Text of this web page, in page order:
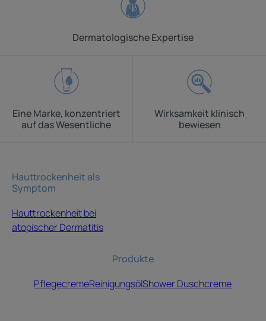
Dermatologische Expertise
Eine Marke, konzentriert
auf das Wesentliche
Wirksamkeit klinisch
bewiesen
Hauttrockenheit als
Symptom
Hauttrockenheit bei
atopischer Dermatitis
Produkte
PflegecremeReinigungsölShower Duschcreme